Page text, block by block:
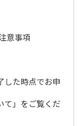
意事項
した時点でお申
て」をご覧くだ